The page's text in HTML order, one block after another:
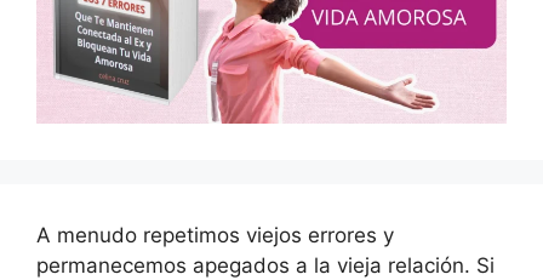
A menudo repetimos viejos errores y
permanecemos apegados a la vieja relación. Si